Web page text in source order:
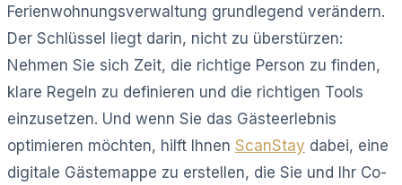
Ferienwohnungsverwaltung grundlegend verändern.
Der Schlüssel liegt darin, nicht zu überstürzen:
Nehmen Sie sich Zeit, die richtige Person zu finden,
klare Regeln zu definieren und die richtigen Tools
einzusetzen. Und wenn Sie das Gästeerlebnis
optimieren möchten, hilft Ihnen ScanStay dabei, eine
digitale Gästemappe zu erstellen, die Sie und Ihr Co-